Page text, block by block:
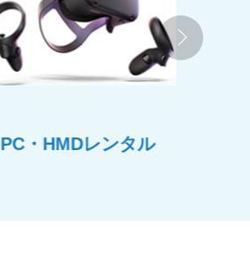
PC・HMDレンタル